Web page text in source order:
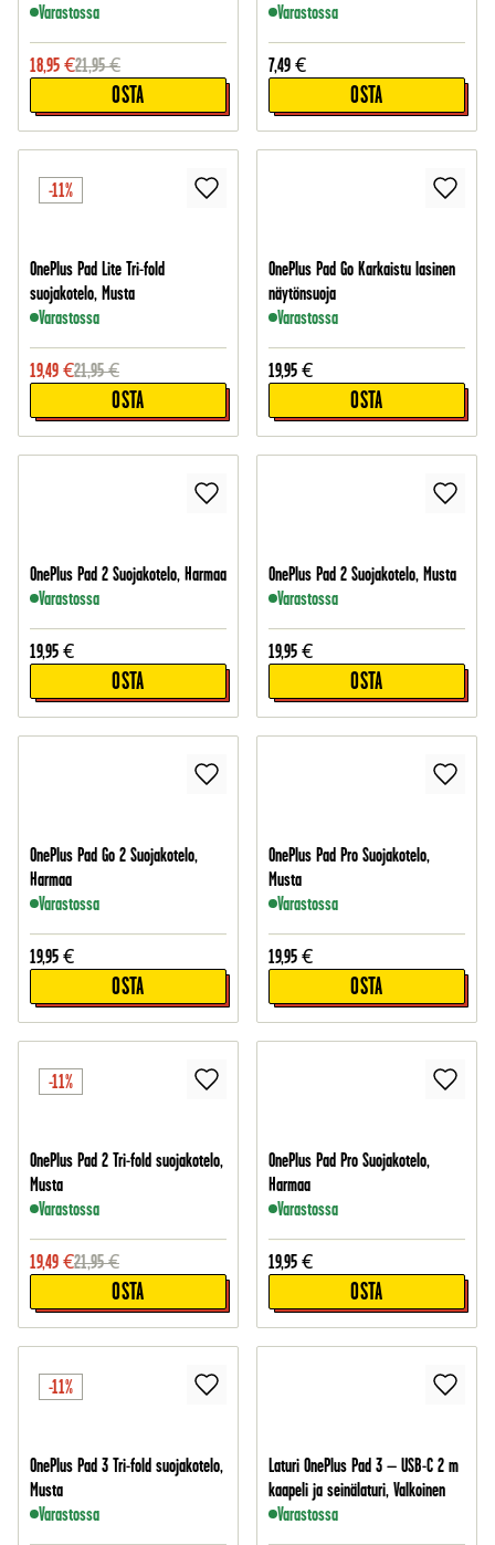
Varastossa
18,95 €21,95 €
OSTA
Varastossa
7,49 €
OSTA
-11%
OnePlus Pad Lite Tri-fold
suojakotelo, Musta
Varastossa
19,49 €21,95 €
OSTA
OnePlus Pad Go Karkaistu lasinen
näytönsuoja
Varastossa
19,95 €
OSTA
OnePlus Pad 2 Suojakotelo, Harmaa
Varastossa
19,95 €
OSTA
OnePlus Pad 2 Suojakotelo, Musta
Varastossa
19,95 €
OSTA
OnePlus Pad Go 2 Suojakotelo,
Harmaa
Varastossa
19,95 €
OSTA
OnePlus Pad Pro Suojakotelo,
Musta
Varastossa
19,95 €
OSTA
-11%
OnePlus Pad 2 Tri-fold suojakotelo,
Musta
Varastossa
19,49 €21,95 €
OSTA
OnePlus Pad Pro Suojakotelo,
Harmaa
Varastossa
19,95 €
OSTA
-11%
OnePlus Pad 3 Tri-fold suojakotelo,
Musta
Varastossa
Laturi OnePlus Pad 3 – USB-C 2 m
kaapeli ja seinälaturi, Valkoinen
Varastossa